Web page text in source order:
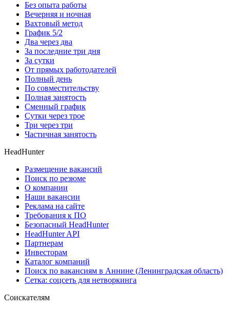
Без опыта работы
Вечерняя и ночная
Вахтовый метод
График 5/2
Два через два
За последние три дня
За сутки
От прямых работодателей
Полный день
По совместительству
Полная занятость
Сменный график
Сутки через трое
Три через три
Частичная занятость
HeadHunter
Размещение вакансий
Поиск по резюме
О компании
Наши вакансии
Реклама на сайте
Требования к ПО
Безопасный HeadHunter
HeadHunter API
Партнерам
Инвесторам
Каталог компаний
Поиск по вакансиям в Аннине (Ленинградская область)
Сетка: соцсеть для нетворкинга
Соискателям